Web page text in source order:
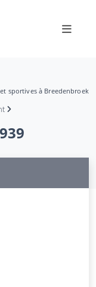
sportives à Breedenbroek